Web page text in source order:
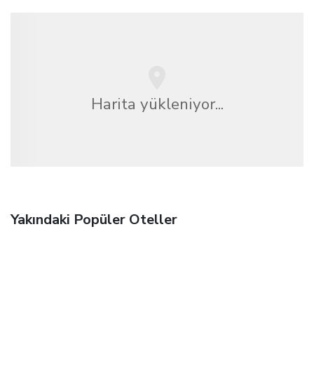
Harita yükleniyor...
Yakındaki Popüler Oteller